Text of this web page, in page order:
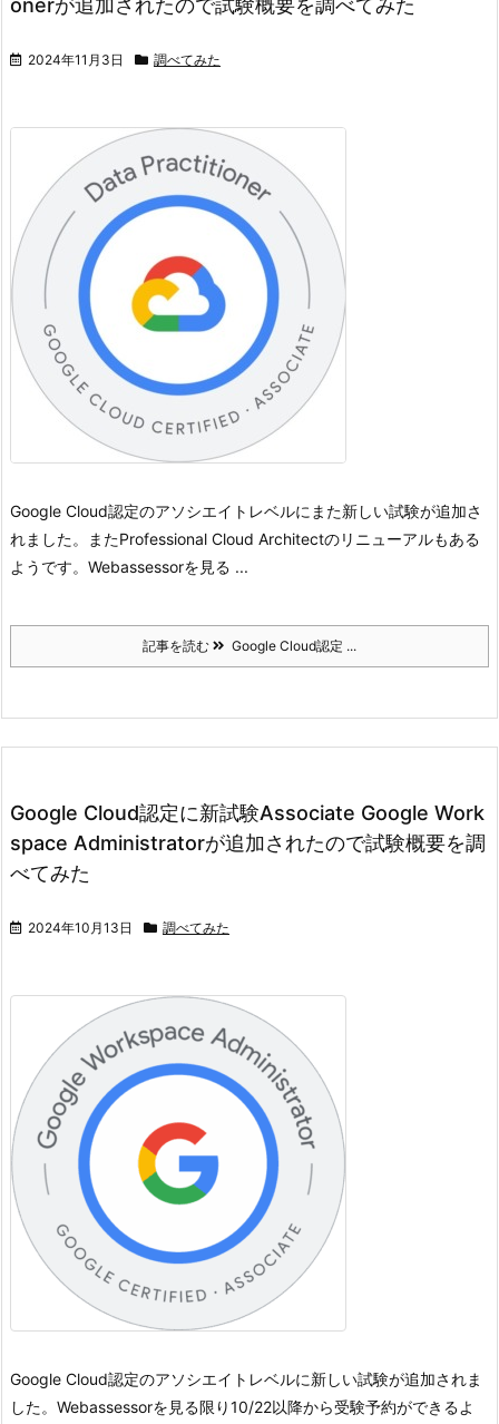
onerが追加されたので試験概要を調べてみた
2024年11月3日 調べてみた
Google Cloud認定のアソシエイトレベルにまた新しい試験が追加さ
れました。
またProfessional Cloud Architectのリニューアルもある
ようです。 Webassessorを見る ...
記事を読む Google Cloud認定 ...
Google Cloud認定に新試験Associate Google Work
space Administratorが追加されたので試験概要を調
べてみた
2024年10月13日 調べてみた
Google Cloud認定のアソシエイトレベルに新しい試験が追加されま
した。 Webassessorを見る限り10/22以降から受験予約ができるよ